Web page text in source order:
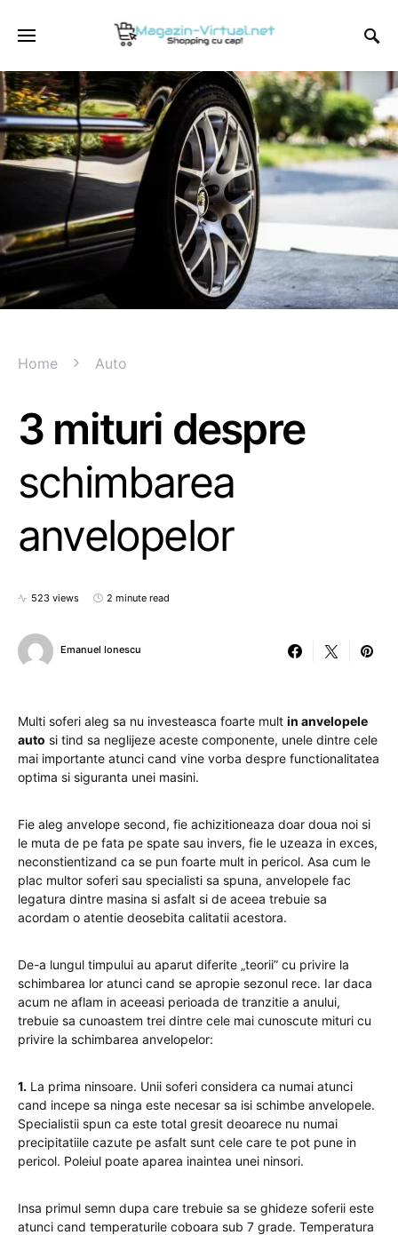
Home Auto
3 mituri despre
schimbarea
anvelopelor
523 views 2 minute read
Emanuel Ionescu
Multi soferi aleg sa nu investeasca foarte mult in anvelopele
auto si tind sa neglijeze aceste componente, unele dintre cele
mai importante atunci cand vine vorba despre functionalitatea
optima si siguranta unei masini.
Fie aleg anvelope second, fie achizitioneaza doar doua noi si
le muta de pe fata pe spate sau invers, fie le uzeaza in exces,
neconstientizand ca se pun foarte mult in pericol. Asa cum le
plac multor soferi sau specialisti sa spuna, anvelopele fac
legatura dintre masina si asfalt si de aceea trebuie sa
acordam o atentie deosebita calitatii acestora.
De-a lungul timpului au aparut diferite „teorii” cu privire la
schimbarea lor atunci cand se apropie sezonul rece. Iar daca
acum ne aflam in aceeasi perioada de tranzitie a anului,
trebuie sa cunoastem trei dintre cele mai cunoscute mituri cu
privire la schimbarea anvelopelor:
1. La prima ninsoare. Unii soferi considera ca numai atunci
cand incepe sa ninga este necesar sa isi schimbe anvelopele.
Specialistii spun ca este total gresit deoarece nu numai
precipitatiile cazute pe asfalt sunt cele care te pot pune in
pericol. Poleiul poate aparea inaintea unei ninsori.
Insa primul semn dupa care trebuie sa se ghideze soferii este
atunci cand temperaturile coboara sub 7 grade. Temperatura